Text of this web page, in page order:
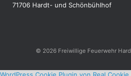
71706 Hardt- und Schönbühlhof
© 2026 Freiwillige Feuerwehr